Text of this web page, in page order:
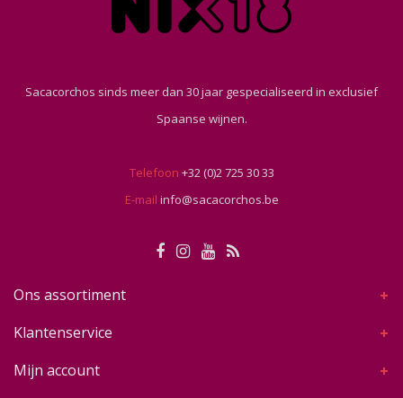
Sacacorchos sinds meer dan 30 jaar gespecialiseerd in exclusief
Spaanse wijnen.
Telefoon +32 (0)2 725 30 33
E-mail info@sacacorchos.be
Ons assortiment
Klantenservice
Mijn account